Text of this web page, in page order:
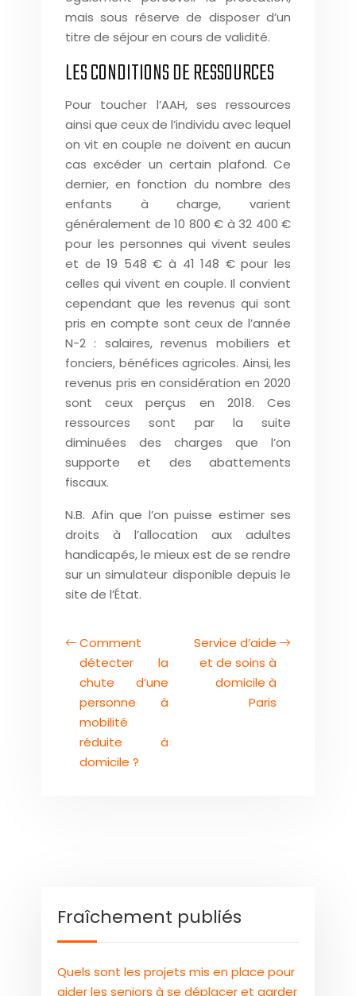
mais sous réserve de disposer d’un
titre de séjour en cours de validité.
LES CONDITIONS DE RESSOURCES
Pour toucher l’AAH, ses ressources
ainsi que ceux de l’individu avec lequel
on vit en couple ne doivent en aucun
cas excéder un certain plafond. Ce
dernier, en fonction du nombre des
enfants à charge, varient
généralement de 10 800 € à 32 400 €
pour les personnes qui vivent seules
et de 19 548 € à 41 148 € pour les
celles qui vivent en couple. Il convient
cependant que les revenus qui sont
pris en compte sont ceux de l’année
N-2 : salaires, revenus mobiliers et
fonciers, bénéfices agricoles. Ainsi, les
revenus pris en considération en 2020
sont ceux perçus en 2018. Ces
ressources sont par la suite
diminuées des charges que l’on
supporte et des abattements
fiscaux.
N.B. Afin que l’on puisse estimer ses
droits à l’allocation aux adultes
handicapés, le mieux est de se rendre
sur un simulateur disponible depuis le
site de l’État.
Comment
détecter la
chute d’une
personne à
mobilité
réduite à
domicile ?
Service d’aide
et de soins à
domicile à
Paris
Fraîchement publiés
Quels sont les projets mis en place pour
aider les seniors à se déplacer et garder